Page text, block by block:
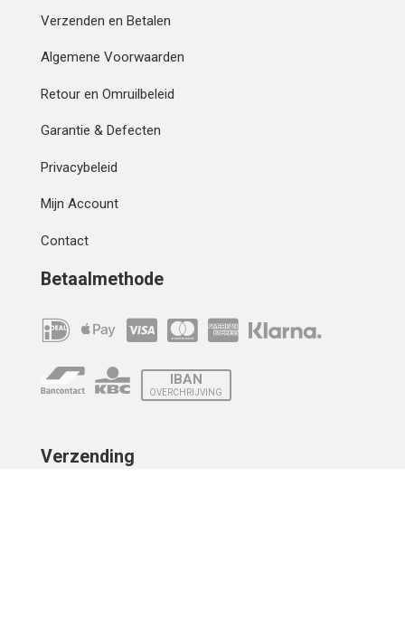
Verzenden en Betalen
Algemene Voorwaarden
Retour en Omruilbeleid
Garantie & Defecten
Privacybeleid
Mijn Account
Contact
Betaalmethode
IBAN
OVERCHRIJVING
Verzending